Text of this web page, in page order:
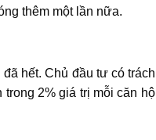
thêm một lần nữa.
hết. Chủ đầu tư có trách
2% giá trị mỗi căn hộ